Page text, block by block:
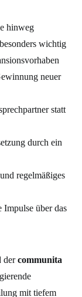
hinweg
wichtig
neuer
statt
durch ein
regelmäßiges
Impulse über das
dercommunita
mit tiefem